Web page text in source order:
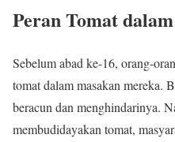
Peran Tomat
Sebelum abad ke-16, orang-
tomat dalam masakan mereka.
beracun dan menghindarinya.
membudidayakan tomat,